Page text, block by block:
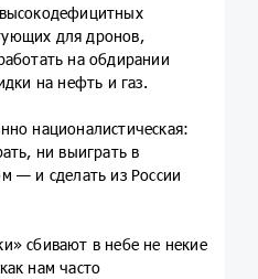
для дронов,
на обдирании
на нефть и газ.
националистическая:
ни выиграть в
— и сделать из России
сбивают в небе не некие
нам часто